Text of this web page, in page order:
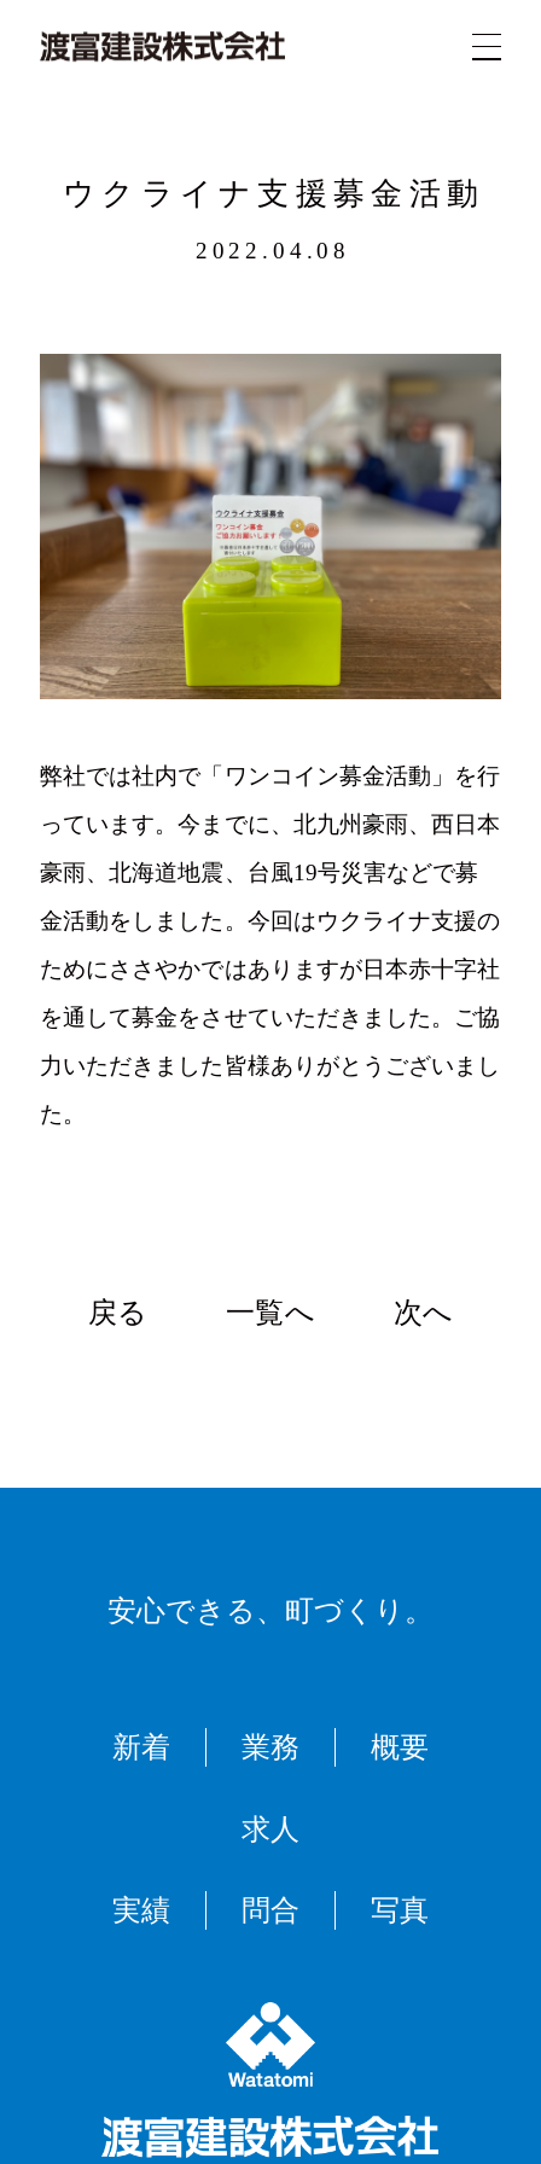
新着 業務
求人 実績 問合
写真
Tel.024-982-2218
〒963-1411
福島県郡山市湖南町舟津村上1-2
ウクライナ支援募金活動
2022.04.08
弊社では社内で「ワンコイン募金活動」を行
っています。今までに、北九州豪雨、西日本
豪雨、北海道地震、台風19号災害などで募
金活動をしました。今回はウクライナ支援の
ためにささやかではありますが日本赤十字社
を通して募金をさせていただきました。ご協
力いただきました皆様ありがとうございまし
た。
戻る 一覧へ 次へ
安心できる、 町づくり。
新着 業務 概要
求人
実績 問合 写真